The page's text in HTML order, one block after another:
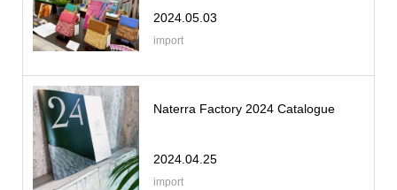
2024.05.03
import
Naterra Factory 2024 Catalogue
2024.04.25
import